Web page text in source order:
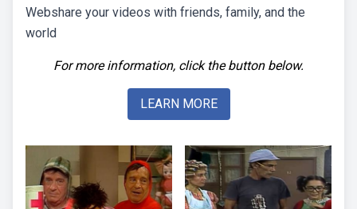
Webshare your videos with friends, family, and the
world
For more information, click the button below.
LEARN MORE